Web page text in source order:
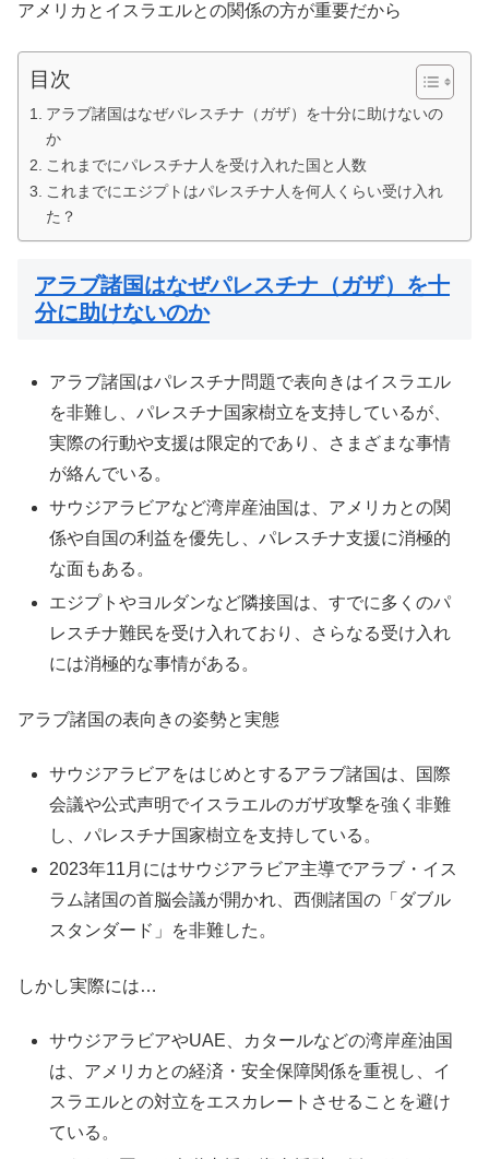
アメリカとイスラエルとの関係の方が重要だから
目次
アラブ諸国はなぜパレスチナ（ガザ）を十分に助けないの
か
これまでにパレスチナ人を受け入れた国と人数
これまでにエジプトはパレスチナ人を何人くらい受け入れ
た？
アラブ諸国はなぜパレスチナ（ガザ）を十
分に助けないのか
アラブ諸国はパレスチナ問題で表向きはイスラエル
を非難し、パレスチナ国家樹立を支持しているが、
実際の行動や支援は限定的であり、さまざまな事情
が絡んでいる。
サウジアラビアなど湾岸産油国は、アメリカとの関
係や自国の利益を優先し、パレスチナ支援に消極的
な面もある。
エジプトやヨルダンなど隣接国は、すでに多くのパ
レスチナ難民を受け入れており、さらなる受け入れ
には消極的な事情がある。
アラブ諸国の表向きの姿勢と実態
サウジアラビアをはじめとするアラブ諸国は、国際
会議や公式声明でイスラエルのガザ攻撃を強く非難
し、パレスチナ国家樹立を支持している。
2023年11月にはサウジアラビア主導でアラブ・イス
ラム諸国の首脳会議が開かれ、西側諸国の「ダブル
スタンダード」を非難した。
しかし実際には…
サウジアラビアやUAE、カタールなどの湾岸産油国
は、アメリカとの経済・安全保障関係を重視し、イ
スラエルとの対立をエスカレートさせることを避け
ている。